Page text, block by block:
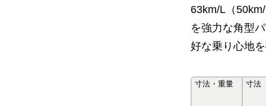
63km/L（
を強力な角型
好な乗り心地
寸法・重量 寸法